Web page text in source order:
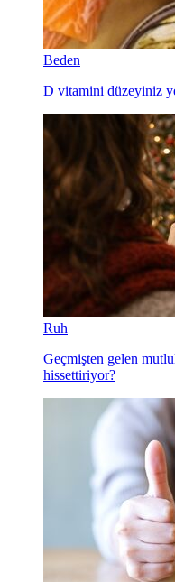
Beden
D vitamini düzeyiniz
Ruh
Geçmişten gelen
hissettiriyor?